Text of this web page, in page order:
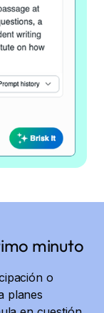
minuto
o
planes